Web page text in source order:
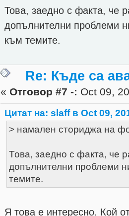
Това, заедно с факта, че
допълнителни проблеми
към темите.
Re: Къде са
« Отговор #7 -: Oct 09,
Цитат на: slaff в Oct 09,
> намален сториджа на
Това, заедно с факта, че
допълнителни проблеми
темите.
Я това е интересно. Кой